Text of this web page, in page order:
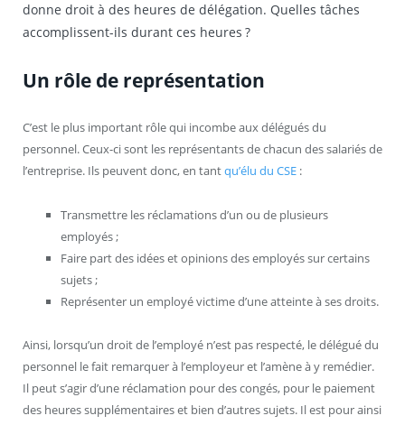
donne droit à des heures de délégation. Quelles tâches
accomplissent-ils durant ces heures ?
Un rôle de représentation
C’est le plus important rôle qui incombe aux délégués du
personnel. Ceux-ci sont les représentants de chacun des salariés de
l’entreprise. Ils peuvent donc, en tantqu’élu du CSE :
Transmettre les réclamations d’un ou de plusieurs
employés ;
Faire part des idées et opinions des employés sur certains
sujets ;
Représenter un employé victime d’une atteinte à ses droits.
Ainsi, lorsqu’un droit de l’employé n’est pas respecté, le délégué du
personnel le fait remarquer à l’employeur et l’amène à y remédier.
Il peut s’agir d’une réclamation pour des congés, pour le paiement
des heures supplémentaires et bien d’autres sujets. Il est pour ainsi